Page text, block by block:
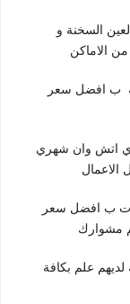
السخنة و
الاماكن
ب افضل سعر
اتش وان شهري
الاعمال
ب افضل سعر
مشوارك
علم بكافة